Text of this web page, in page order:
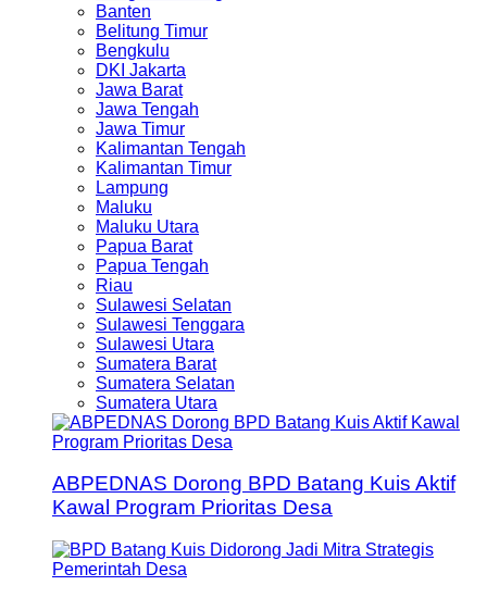
Banten
Belitung Timur
Bengkulu
DKI Jakarta
Jawa Barat
Jawa Tengah
Jawa Timur
Kalimantan Tengah
Kalimantan Timur
Lampung
Maluku
Maluku Utara
Papua Barat
Papua Tengah
Riau
Sulawesi Selatan
Sulawesi Tenggara
Sulawesi Utara
Sumatera Barat
Sumatera Selatan
Sumatera Utara
ABPEDNAS Dorong BPD Batang Kuis Aktif
Kawal Program Prioritas Desa